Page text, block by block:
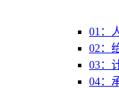
01：
02：
03：
04：